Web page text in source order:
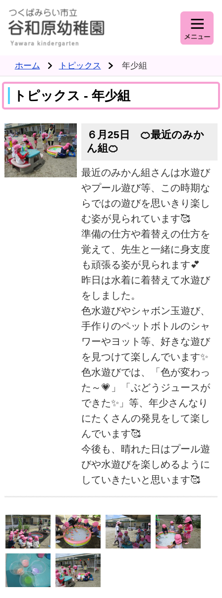
ホーム トピックス 年少組
トピックス - 年少組
６月25日 🍊最近のみか
ん組🍊
最近のみかん組さんは水遊び
やプール遊び等、この時期な
らではの遊びを思いきり楽し
む姿が見られています🥰
準備の仕方や着替えの仕方を
覚えて、先生と一緒に身支度
も頑張る姿が見られます💕
昨日は水着に着替えて水遊び
をしました。
色水遊びやシャボン玉遊び、
手作りのペットボトルのシャ
ワーやヨット等、好きな遊び
を見つけて楽しんでいます✨
色水遊びでは、「色が変わっ
た～💗」「ぶどうジュースが
できた✨」等、年少さんなり
にたくさんの発見をして楽し
んでいます🥰
今後も、晴れた日はプール遊
びや水遊びを楽しめるように
していきたいと思います🥰